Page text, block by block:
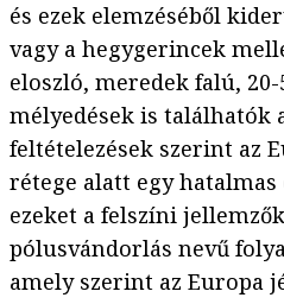
és ezek elemzéséből
vagy a hegygerincek
eloszló, meredek falú,
mélyedések is találhatók
feltételezések szerint az
rétege alatt egy hatalmas
ezeket a felszíni
pólusvándorlás nevű
amely szerint az Europa